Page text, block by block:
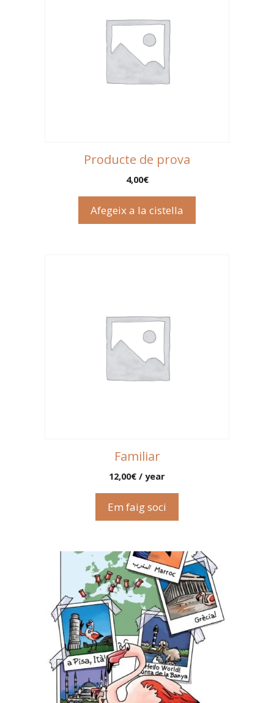
Producte de prova
4,00€
Afegeix a la cistella
Familiar
12,00€ / year
Em faig soci